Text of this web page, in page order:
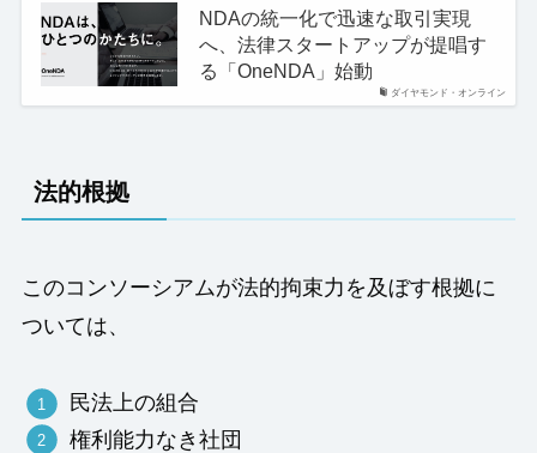
ダイヤモンド・オンライン
NDAの統一化で迅速な取引実現
へ、法律スタートアップが提唱す
る「OneNDA」始動
法的根拠
このコンソーシアムが法的拘束力を及ぼす根拠に
ついては、
民法上の組合
権利能力なき社団